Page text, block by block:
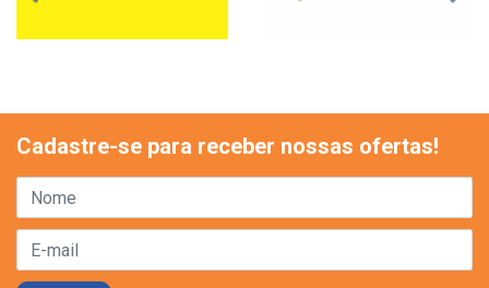
Cadastre-se para receber nossas ofertas!